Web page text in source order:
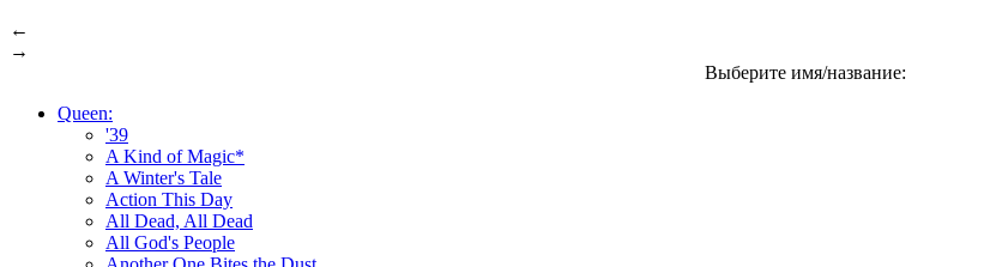
←
→
Выберите имя/название:
Queen:
'39
A Kind of Magic*
A Winter's Tale
Action This Day
All Dead, All Dead
All God's People